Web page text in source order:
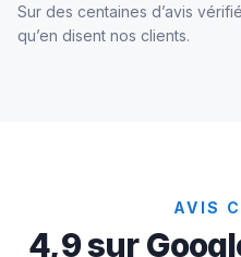
Sur des centaines d’avis
qu’en disent nos clients.
AVIS
4,9 sur